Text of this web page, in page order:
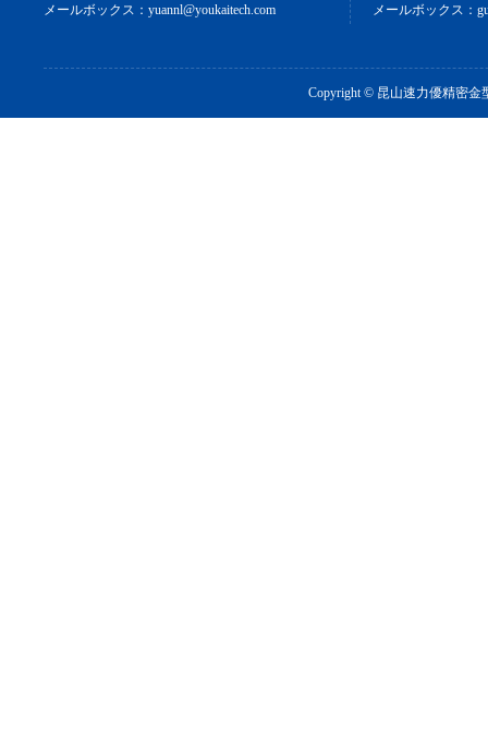
メールボックス：yuannl@youkaitech.com
メールボックス：
Copyright © 昆山速力優精密金